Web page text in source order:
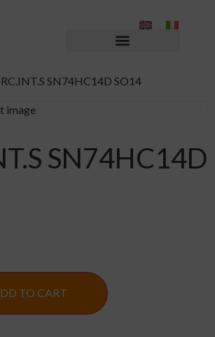
SN74HC14D SO14
SN74HC14D
TO CART